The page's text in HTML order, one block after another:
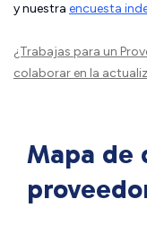
y nuestra encuesta
¿Trabajas para un
colaborar en la
Mapa de